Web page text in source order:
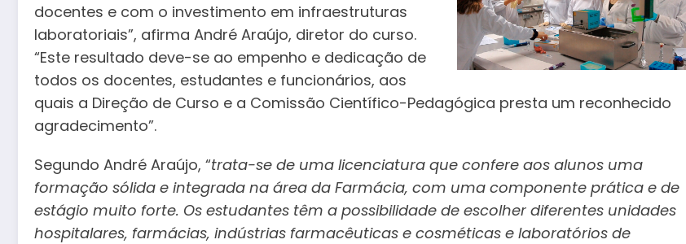
docentes e com o investimento em infraestruturas
laboratoriais”, afirma André Araújo, diretor do curso.
“Este resultado deve-se ao empenho e dedicação de
todos os docentes, estudantes e funcionários, aos
quais a Direção de Curso e a Comissão Científico-Pedagógica presta um reconhecido
agradecimento”.
Segundo André Araújo, “trata-se de uma licenciatura que confere aos alunos uma
formação sólida e integrada na área da Farmácia, com uma componente prática e de
estágio muito forte. Os estudantes têm a possibilidade de escolher diferentes unidades
hospitalares, farmácias, indústrias farmacêuticas e cosméticas e laboratórios de